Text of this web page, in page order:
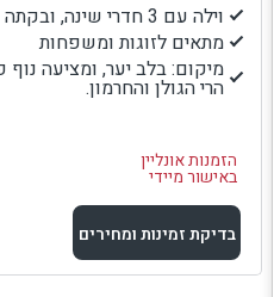
וילה עם 3 חדרי שינה, ובקתה נוספת נפרדת לזוגות בלבד
מתאים לזוגות ומשפחות
מיקום: בלב יער, ומציעה
הרי הגולן והחרמון.
הזמנות אונליין
באישור מיידי
בדיקת זמינות ומחירים